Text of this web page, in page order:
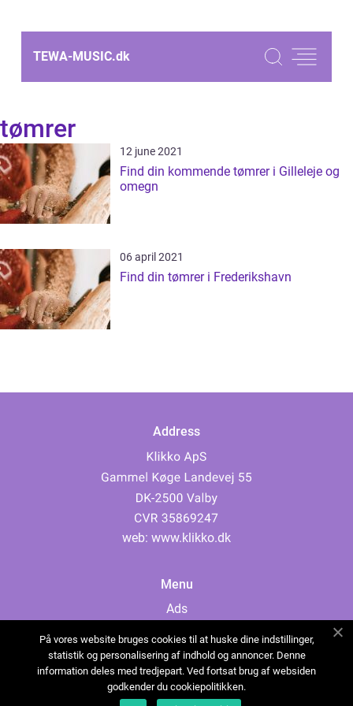
TEWA-MUSIC.dk
tømrer
12 june 2021
Find din kommende tømrer i Gilleleje og
omegn
06 april 2021
Find din tømrer i Frederikshavn
Address
web: www.klikko.dk
Menu
Ads
Cookies
Contact
Sitemap
På vores website bruges cookies til at huske dine indstillinger,
statistik og personalisering af indhold og annoncer. Denne
information deles med tredjepart. Ved fortsat brug af websiden
godkender du cookiepolitikken.